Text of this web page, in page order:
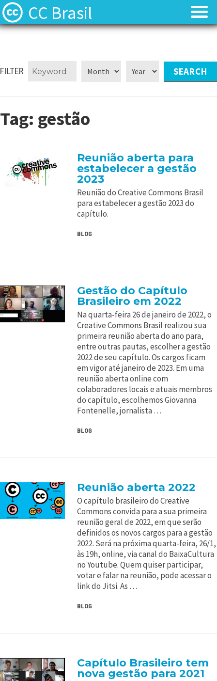
CC Brasil
Contato
Perguntas frequentes (FAQ)
Contato
Perguntas frequentes (FAQ)
FILTER
Tag: gestão
Reunião aberta para
estabelecer a gestão
2023
Reunião do Creative Commons Brasil
para estabelecer a gestão 2023 do
capítulo.
BLOG
Gestão do Capítulo
Brasileiro em 2022
Na quarta-feira 26 de janeiro de 2022, o
Creative Commons Brasil realizou sua
primeira reunião aberta do ano para,
entre outras pautas, escolher a gestão
2022 de seu capítulo. Os cargos ficam
em vigor até janeiro de 2023. Em uma
reunião aberta online com
colaboradores locais e atuais membros
do capítulo, escolhemos Giovanna
Fontenelle, jornalista …
BLOG
Reunião aberta 2022
O capítulo brasileiro do Creative
Commons convida para a sua primeira
reunião geral de 2022, em que serão
definidos os novos cargos para a gestão
2022. Será na próxima quarta-feira, 26/1,
às 19h, online, via canal do BaixaCultura
no Youtube. Quem quiser participar,
votar e falar na reunião, pode acessar o
link do Jitsi. As …
BLOG
Capítulo Brasileiro tem
nova gestão para 2021